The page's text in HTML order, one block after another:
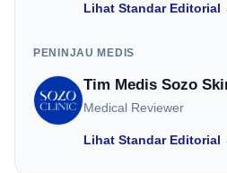
Lihat Standar Editorial
PENINJAU MEDIS
Tim Medis Sozo
Medical Reviewer
Lihat Standar Editorial